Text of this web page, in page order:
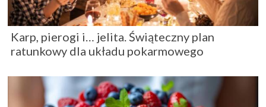
Karp, pierogi i… jelita. Świąteczny plan
ratunkowy dla układu pokarmowego